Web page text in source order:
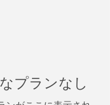
プランなし